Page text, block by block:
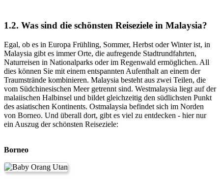
1.2. Was sind die schönsten Reiseziele in Malaysia?
Egal, ob es in Europa Frühling, Sommer, Herbst oder Winter ist, in
Malaysia gibt es immer Orte, die aufregende Stadtrundfahrten,
Naturreisen in Nationalparks oder im Regenwald ermöglichen. All
dies können Sie mit einem entspannten Aufenthalt an einem der
Traumstrände kombinieren. Malaysia besteht aus zwei Teilen, die
vom Südchinesischen Meer getrennt sind. Westmalaysia liegt auf der
malaiischen Halbinsel und bildet gleichzeitig den südlichsten Punkt
des asiatischen Kontinents. Ostmalaysia befindet sich im Norden
von Borneo. Und überall dort, gibt es viel zu entdecken - hier nur
ein Auszug der schönsten Reiseziele:
Borneo